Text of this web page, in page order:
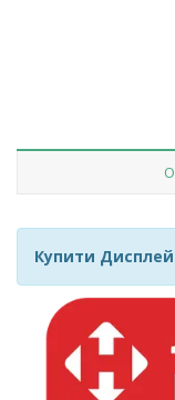
Купити Дисплей